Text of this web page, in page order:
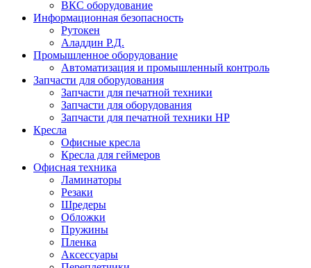
ВКС оборудование
Информационная безопасность
Рутокен
Аладдин Р.Д.
Промышленное оборудование
Автоматизация и промышленный контроль
Запчасти для оборудования
Запчасти для печатной техники
Запчасти для оборудования
Запчасти для печатной техники HP
Кресла
Офисные кресла
Кресла для геймеров
Офисная техника
Ламинаторы
Резаки
Шредеры
Обложки
Пружины
Пленка
Аксессуары